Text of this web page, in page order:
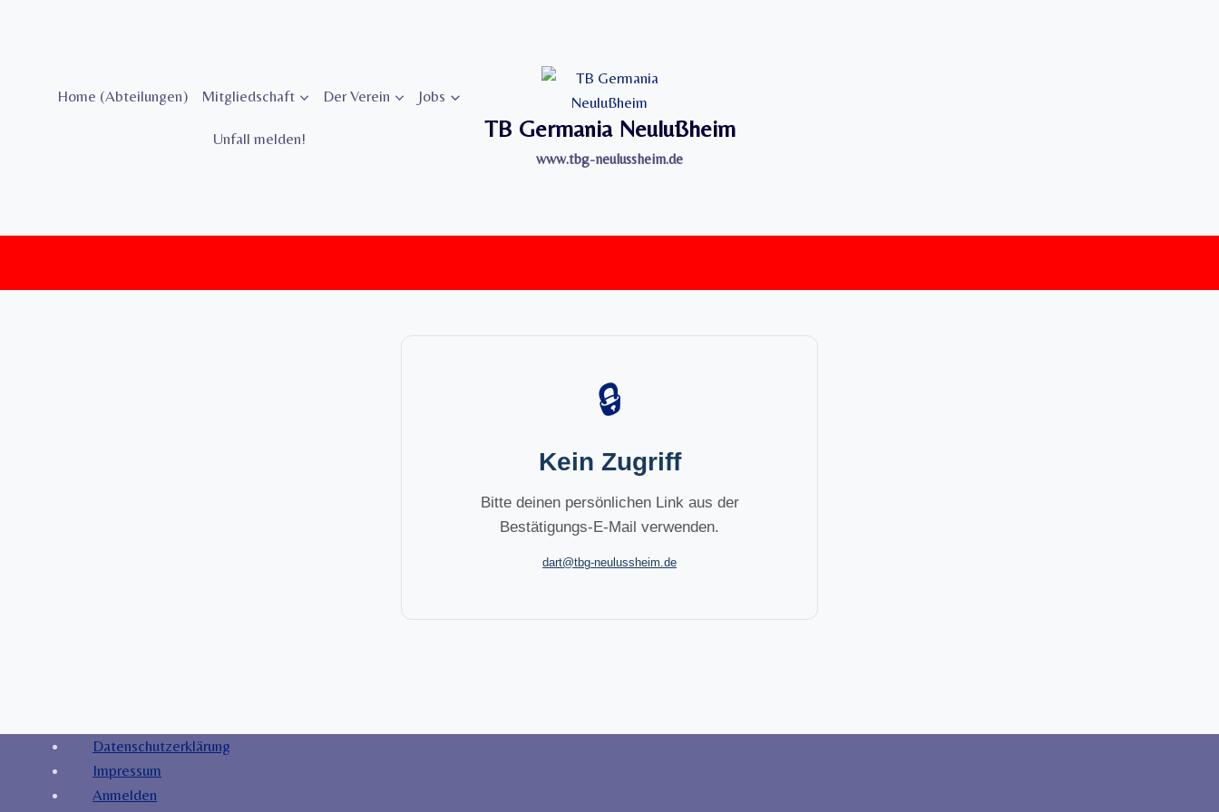
Home (Abteilungen)
Mitgliedschaft Der Verein Jobs
Unfall melden! TB Germania Neulußheim
www.tbg-neulussheim.de
🔒
Kein Zugriff
Bitte deinen persönlichen Link aus der
Bestätigungs-E-Mail verwenden.
dart@tbg-neulussheim.de
Datenschutzerklärung
Impressum
Anmelden